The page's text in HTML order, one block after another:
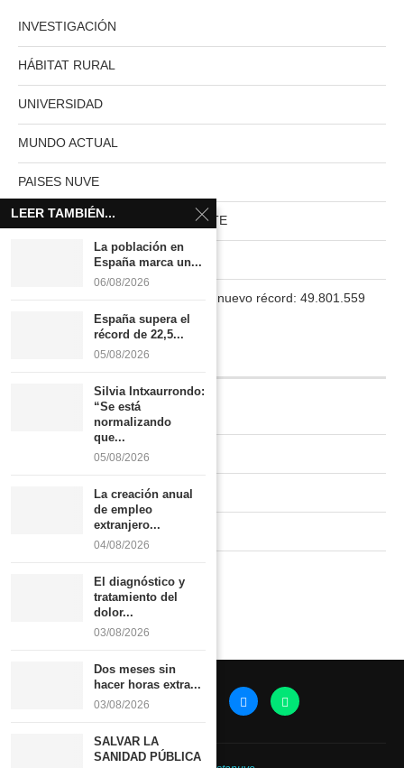
INVESTIGACIÓN
HÁBITAT RURAL
UNIVERSIDAD
MUNDO ACTUAL
PAISES NUVE
HABITAT RURAL AUTOSUFICIENTE
La población en España marca un nuevo récord: 49.801.559
INFORMACIÓN
Quiénes somos
Publicidad tarifas
LEER TAMBIÉN...
La población en
España marca un...
06/08/2026
España supera el
récord de 22,5...
05/08/2026
Silvia Intxaurrondo:
“Se está
normalizando
que...
05/08/2026
La creación anual
de empleo
extranjero...
04/08/2026
El diagnóstico y
tratamiento del
dolor...
03/08/2026
Dos meses sin
hacer horas extra...
03/08/2026
SALVAR LA
SANIDAD PÚBLICA